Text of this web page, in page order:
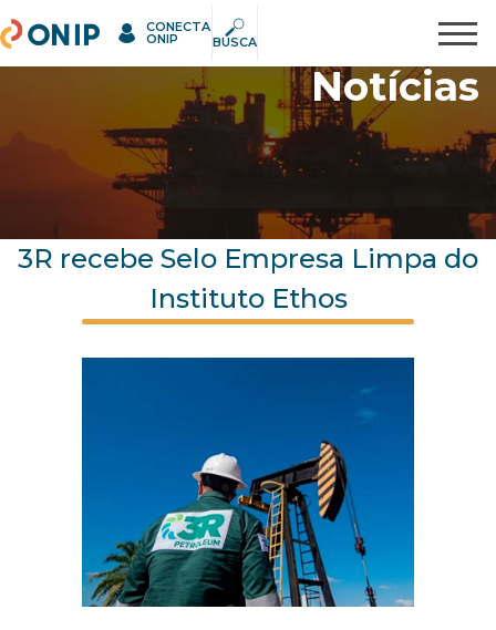
Pesquisar
ONIP CONECTA
ONIP BUSCA
Notícias
3R recebe Selo Empresa Limpa do
Instituto Ethos